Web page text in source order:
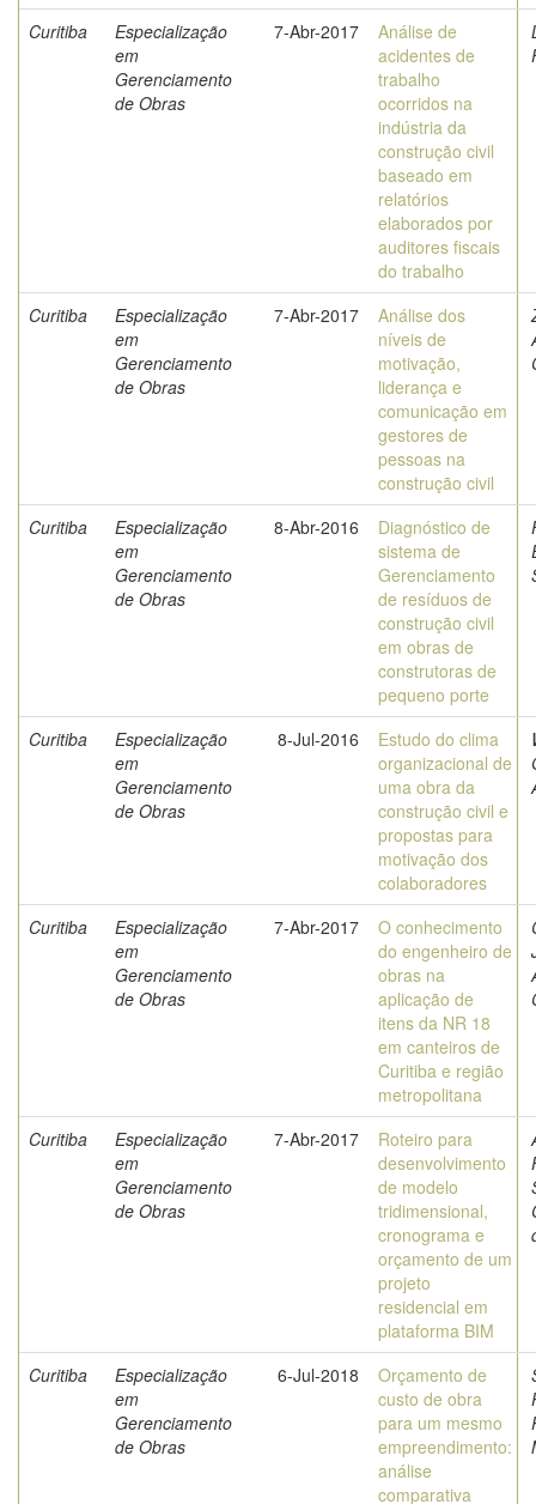
Curitiba
Especialização
em
Gerenciamento
de Obras
7-Abr-2017
Análise de
acidentes de
trabalho
ocorridos na
indústria da
construção civil
baseado em
relatórios
elaborados por
auditores fiscais
do trabalho
Curitiba
Especialização
em
Gerenciamento
de Obras
7-Abr-2017
Análise dos
níveis de
motivação,
liderança e
comunicação em
gestores de
pessoas na
construção civil
Curitiba
Especialização
em
Gerenciamento
de Obras
8-Abr-2016
Diagnóstico de
sistema de
Gerenciamento
de resíduos de
construção civil
em obras de
construtoras de
pequeno porte
Curitiba
Especialização
em
Gerenciamento
de Obras
8-Jul-2016
Estudo do clima
organizacional de
uma obra da
construção civil e
propostas para
motivação dos
colaboradores
Curitiba
Especialização
em
Gerenciamento
de Obras
7-Abr-2017
O conhecimento
do engenheiro de
obras na
aplicação de
itens da NR 18
em canteiros de
Curitiba e região
metropolitana
Curitiba
Especialização
em
Gerenciamento
de Obras
7-Abr-2017
Roteiro para
desenvolvimento
de modelo
tridimensional,
cronograma e
orçamento de um
projeto
residencial em
plataforma BIM
Curitiba
Especialização
em
Gerenciamento
de Obras
6-Jul-2018
Orçamento de
custo de obra
para um mesmo
empreendimento:
análise
comparativa